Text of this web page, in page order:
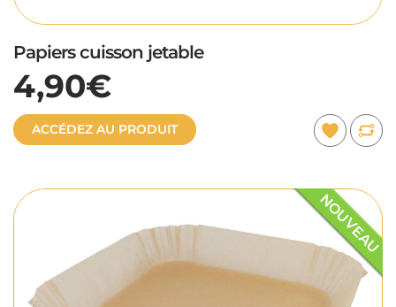
Papiers cuisson jetable
4,90€
ACCÉDEZ AU PRODUIT
NOUVEAU